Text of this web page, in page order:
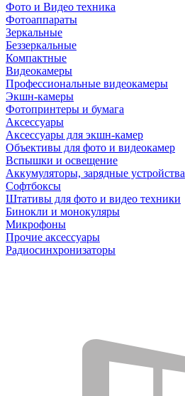
Фото и Видео техника
Фотоаппараты
Зеркальные
Беззеркальные
Компактные
Видеокамеры
Профессиональные видеокамеры
Экшн-камеры
Фотопринтеры и бумага
Аксессуары
Аксессуары для экшн-камер
Объективы для фото и видеокамер
Вспышки и освещение
Аккумуляторы, зарядные устройства
Софтбоксы
Штативы для фото и видео техники
Бинокли и монокуляры
Микрофоны
Прочие аксессуары
Радиосинхронизаторы